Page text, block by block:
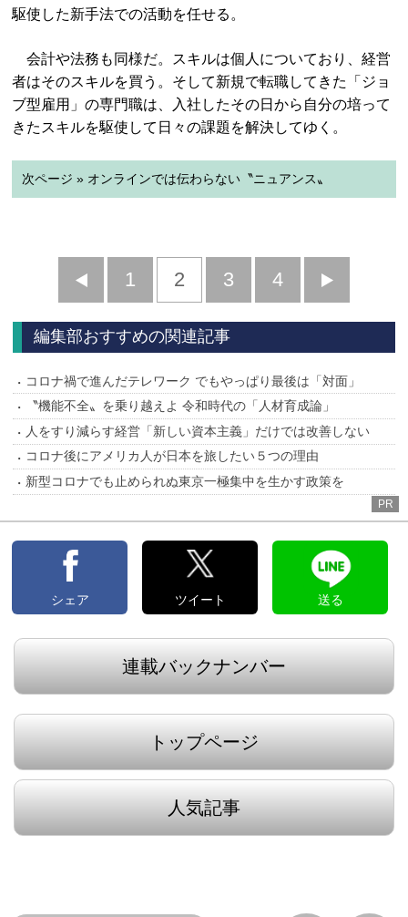
駆使した新手法での活動を任せる。
会計や法務も同様だ。スキルは個人についており、経営
者はそのスキルを買う。そして新規で転職してきた「ジョ
ブ型雇用」の専門職は、入社したその日から自分の培って
きたスキルを駆使して日々の課題を解決してゆく。
次ページ » オンラインでは伝わらない〝ニュアンス〟
前
へ
1 2 3 4
へ
編集部おすすめの関連記事
コロナ禍で進んだテレワーク でもやっぱり最後は「対面」
〝機能不全〟を乗り越えよ 令和時代の「人材育成論」
人をすり減らす経営「新しい資本主義」だけでは改善しない
コロナ後にアメリカ人が日本を旅したい５つの理由
新型コロナでも止められぬ東京一極集中を生かす政策を
PR
シェア ツイート 送る
連載バックナンバー
トップページ
人気記事